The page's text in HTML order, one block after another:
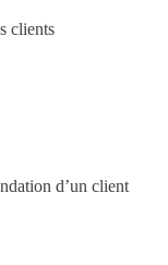
clients
d’un client